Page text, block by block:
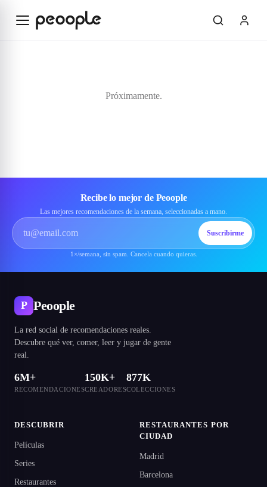
Próximamente.
Recibe lo mejor de Peoople
Las mejores recomendaciones de la semana, seleccionadas a mano.
Suscribirme
1×/semana, sin spam. Cancela cuando quieras.
P Peoople
La red social de recomendaciones reales.
Descubre qué ver, comer, leer y jugar de gente
real.
6M+
RECOMENDACIONES
150K+
CREADORES
877K
COLECCIONES
DESCUBRIR
Películas
Series
Restaurantes
RESTAURANTES POR
CIUDAD
Madrid
Barcelona